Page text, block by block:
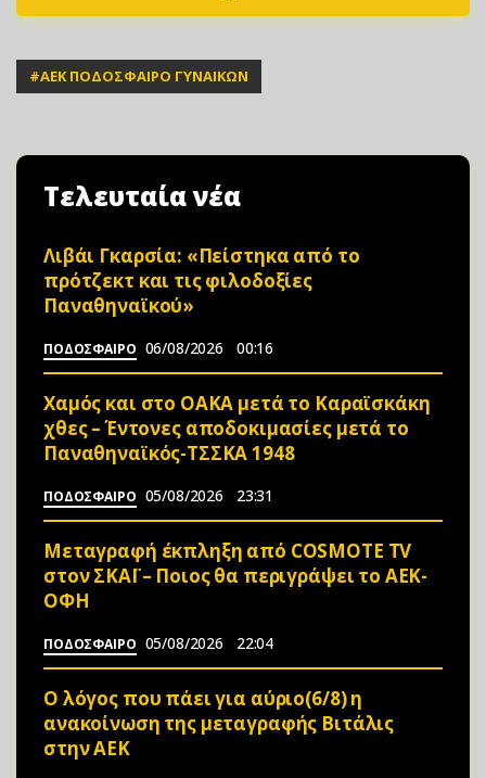
#ΑΕΚ ΠΟΔΟΣΦΑΙΡΟ ΓΥΝΑΙΚΩΝ
Τελευταία νέα
Λιβάι Γκαρσία: «Πείστηκα από το
πρότζεκτ και τις φιλοδοξίες
Παναθηναϊκού»
ΠΟΔΟΣΦΑΙΡΟ 06/08/2026 00:16
Χαμός και στο ΟΑΚΑ μετά το Καραϊσκάκη
χθες – Έντονες αποδοκιμασίες μετά το
Παναθηναϊκός-ΤΣΣΚΑ 1948
ΠΟΔΟΣΦΑΙΡΟ 05/08/2026 23:31
Μεταγραφή έκπληξη από COSMOTE TV
στον ΣΚΑΪ – Ποιος θα περιγράψει το ΑΕΚ-
ΟΦΗ
ΠΟΔΟΣΦΑΙΡΟ 05/08/2026 22:04
Ο λόγος που πάει για αύριο(6/8) η
ανακοίνωση της μεταγραφής Βιτάλις
στην ΑΕΚ